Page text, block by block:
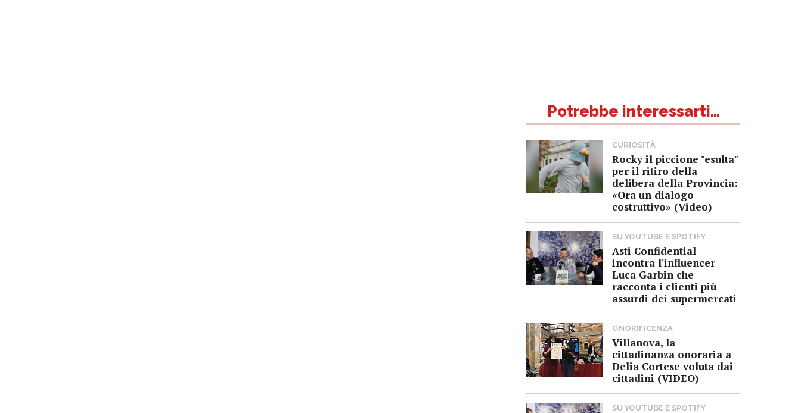
Potrebbe interessarti...
CURIOSITÀ
Rocky il piccione "esulta"
per il ritiro della
delibera della Provincia:
«Ora un dialogo
costruttivo» (Video)
SU YOUTUBE E SPOTIFY
Asti Confidential
incontra l'influencer
Luca Garbin che
racconta i clienti più
assurdi dei supermercati
ONORIFICENZA
Villanova, la
cittadinanza onoraria a
Delia Cortese voluta dai
cittadini (VIDEO)
SU YOUTUBE E SPOTIFY